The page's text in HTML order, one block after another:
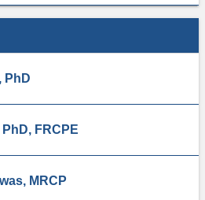
PhD
FRCPE
MRCP